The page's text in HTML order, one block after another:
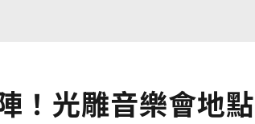
！光雕音樂會地